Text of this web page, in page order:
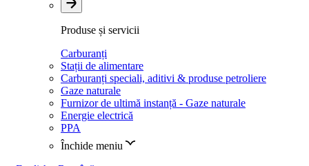
Produse și servicii
Carburanți
Stații de alimentare
Carburanți speciali, aditivi & produse petroliere
Gaze naturale
Furnizor de ultimă instanță - Gaze naturale
Energie electrică
PPA
Închide meniu